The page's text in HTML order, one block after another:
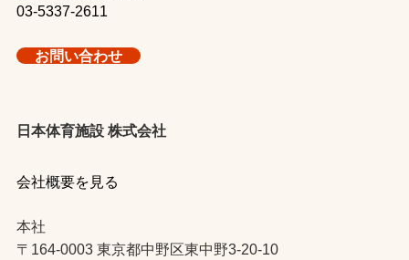
03-5337-2611
お問い合わせ
日本体育施設 株式会社
会社概要を見る
本社
〒164-0003 東京都中野区東中野3-20-10